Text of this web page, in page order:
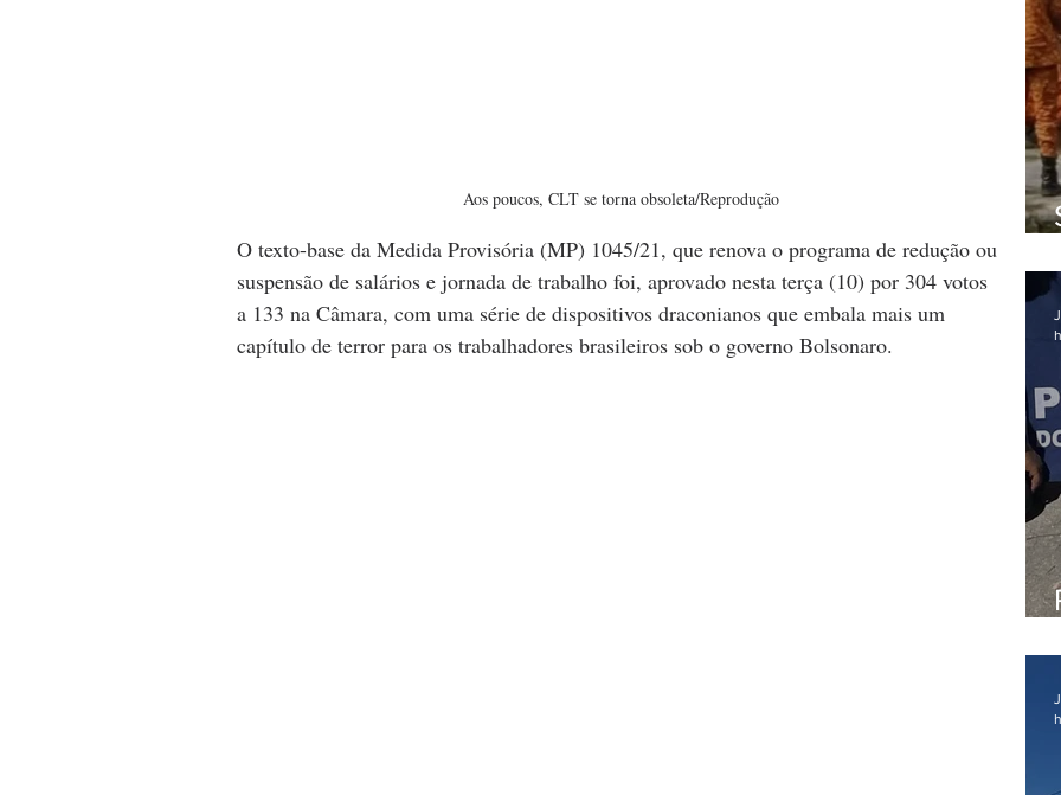
Aos poucos, CLT se torna obsoleta/Reprodução
O texto-base da Medida Provisória (MP) 1045/21, que renova o programa de redução ou
suspensão de salários e jornada de trabalho foi, aprovado nesta terça (10) por 304 votos
a 133 na Câmara, com uma série de dispositivos draconianos que embala mais um
capítulo de terror para os trabalhadores brasileiros sob o governo Bolsonaro.